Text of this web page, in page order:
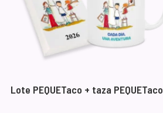
Lote PEQUETaco + taza PEQUETaco